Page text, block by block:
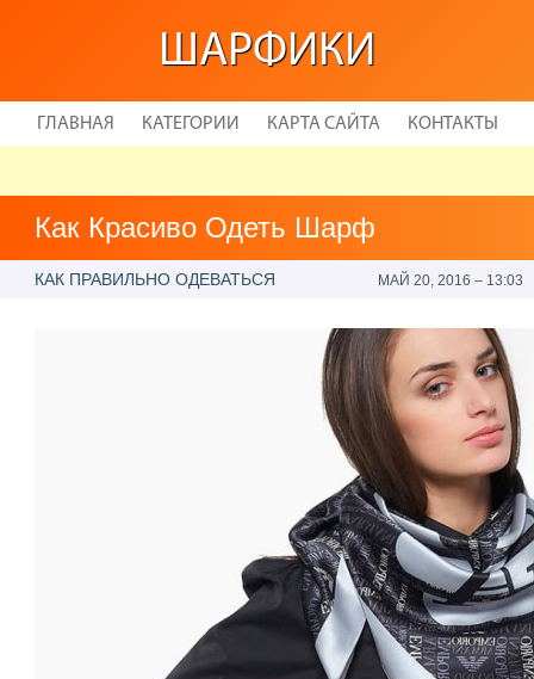
ШАРФИКИ
ГЛАВНАЯ КАТЕГОРИИ КАРТА САЙТА КОНТАКТЫ
Как Красиво Одеть Шарф
КАК ПРАВИЛЬНО ОДЕВАТЬСЯ МАЙ 20, 2016 – 13:03